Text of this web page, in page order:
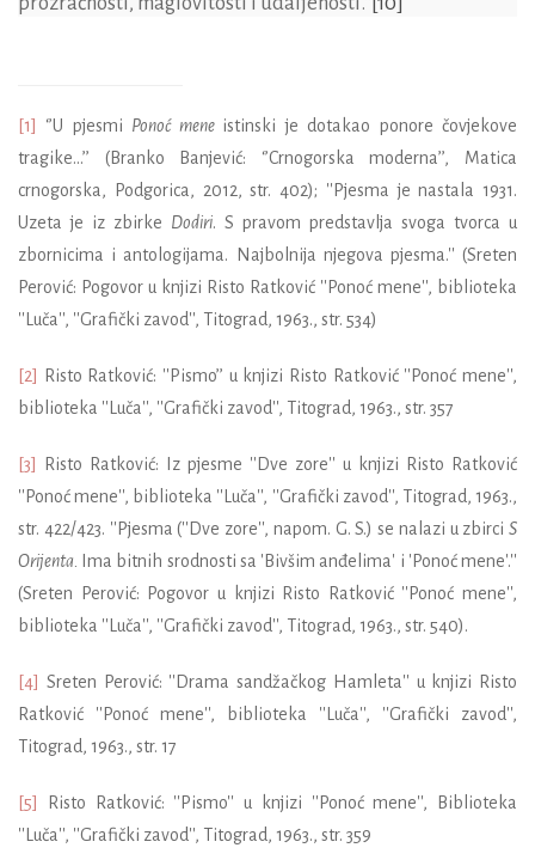
[1] ‘’U pjesmi Ponoć mene istinski je dotakao ponore čovjekove
tragike…’’ (Branko Banjević: ‘’Crnogorska moderna’’, Matica
crnogorska, Podgorica, 2012, str. 402); ''Pjesma je nastala 1931.
Uzeta je iz zbirke Dodiri. S pravom predstavlja svoga tvorca u
zbornicima i antologijama. Najbolnija njegova pjesma.'' (Sreten
Perović: Pogovor u knjizi Risto Ratković ''Ponoć mene'', biblioteka
''Luča'', ''Grafički zavod'', Titograd, 1963., str. 534)
[2] Risto Ratković: ''Pismo’’ u knjizi Risto Ratković ''Ponoć mene'',
biblioteka ''Luča'', ''Grafički zavod'', Titograd, 1963., str. 357
[3] Risto Ratković: Iz pjesme ''Dve zore'' u knjizi Risto Ratković
''Ponoć mene'', biblioteka ''Luča'', ''Grafički zavod'', Titograd, 1963.,
str. 422/423. ''Pjesma (''Dve zore'', napom. G. S.) se nalazi u zbirci S
Orijenta. Ima bitnih srodnosti sa 'Bivšim anđelima' i 'Ponoć mene'.''
(Sreten Perović: Pogovor u knjizi Risto Ratković ''Ponoć mene'',
biblioteka ''Luča'', ''Grafički zavod'', Titograd, 1963., str. 540).
[4] Sreten Perović: ''Drama sandžačkog Hamleta'' u knjizi Risto
Ratković ''Ponoć mene'', biblioteka ''Luča'', ''Grafički zavod'',
Titograd, 1963., str. 17
[5]
Risto Ratković: ''Pismo'' u knjizi ''Ponoć mene'', Biblioteka
''Luča'', ''Grafički zavod'', Titograd, 1963., str. 359